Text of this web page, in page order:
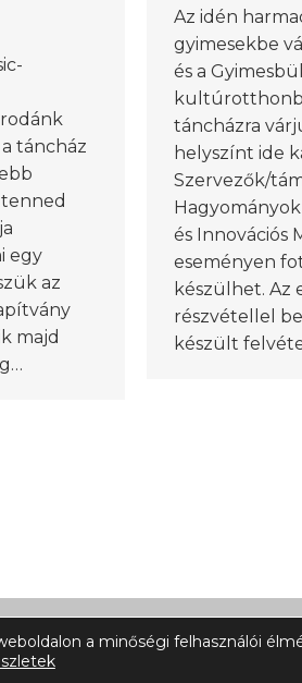
táncház
egy
az
majd
Az idén
gyimesekbe
és a
táncházra
helyszínt ide
Szervezők/
és Innovációs
eseményen
készülhet. Az
részvétellel
készült
a minőségi felhasználói